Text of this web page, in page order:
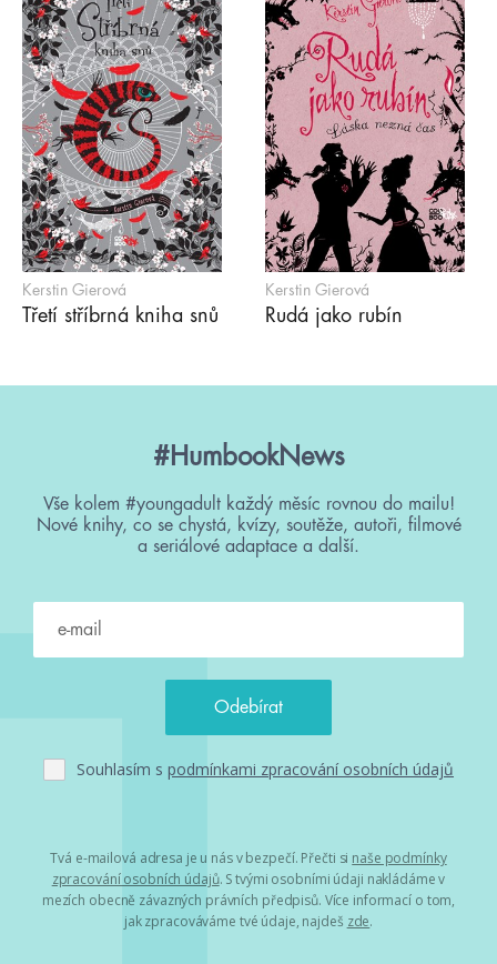
Kerstin Gierová
Třetí stříbrná kniha snů
Kerstin Gierová
Rudá jako rubín
#HumbookNews
Vše kolem #youngadult každý měsíc rovnou do mailu!
Nové knihy, co se chystá, kvízy, soutěže, autoři, filmové
a seriálové adaptace a další.
Souhlasím s podmínkami zpracování osobních údajů
Tvá e-mailová adresa je u nás v bezpečí. Přečti si naše podmínky
zpracování osobních údajů. S tvými osobními údaji nakládáme v
mezích obecně závazných právních předpisů. Více informací o tom,
jak zpracováváme tvé údaje, najdeš zde.